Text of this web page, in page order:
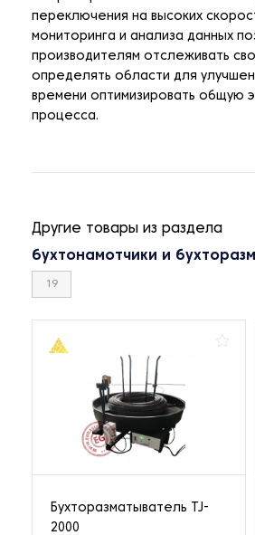
переключения на высоких
мониторинга и анализа данных
производителям отслеживать
определять области для
времени оптимизировать общую
процесса.
Другие товары из раздела
бухтонамотчики и
19
Бухторазматыватель TJ-
2000